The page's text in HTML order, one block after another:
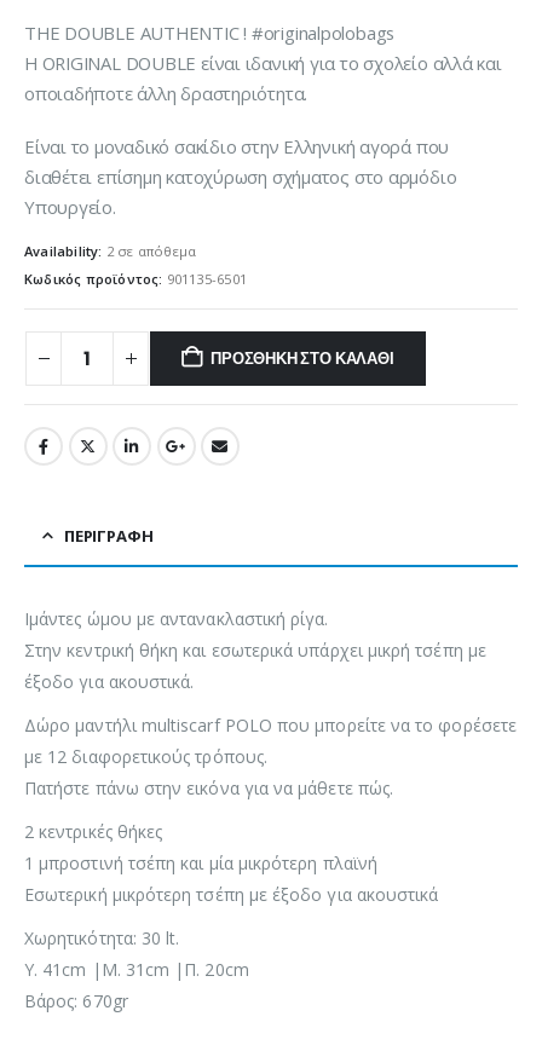
THE DOUBLE AUTHENTIC ! #originalpolobags
Η ORIGINAL DOUBLE είναι ιδανική για το σχολείο αλλά και
οποιαδήποτε άλλη δραστηριότητα.
Είναι τo μοναδικό σακίδιο στην Ελληνική αγορά που
διαθέτει επίσημη κατοχύρωση σχήματος στο αρμόδιο
Υπουργείο.
Availability: 2 σε απόθεμα
Κωδικός προϊόντος: 901135-6501
ΠΡΟΣΘΉΚΗ ΣΤΟ ΚΑΛΆΘΙ
ΠΕΡΙΓΡΑΦΉ
Ιμάντες ώμου με αντανακλαστική ρίγα.
Στην κεντρική θήκη και εσωτερικά υπάρχει μικρή τσέπη με
έξοδο για ακουστικά.
Δώρο μαντήλι multiscarf POLO που μπορείτε να το φορέσετε
με 12 διαφορετικούς τρόπους.
Πατήστε πάνω στην εικόνα για να μάθετε πώς.
2 κεντρικές θήκες
1 μπροστινή τσέπη και μία μικρότερη πλαϊνή
Εσωτερική μικρότερη τσέπη με έξοδο για ακουστικά
Χωρητικότητα: 30 lt.
Y. 41cm |Μ. 31cm |Π. 20cm
Βάρος: 670gr